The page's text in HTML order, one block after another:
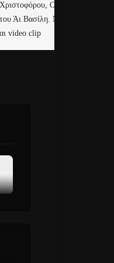
ONE
Άι Βασίλη. Νέο
video clip